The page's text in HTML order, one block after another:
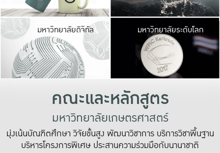
มหาวิทยาลัยดิจิทัล มหาวิ
เปลี่ยนแปลง แล
เพื่อทำง
ระบบสารสนเทศ
มหาวิทยาลัยระดับโลก
คณะและหลักสูตร
มหาวิทยาลัยเกษตรศาสตร์
มุ่งเน้นบัณฑิตศึกษา วิจัยขั้นสูง พัฒนาวิชาการ บริการวิชาพื้นฐาน
บริหารโครงการพิเศษ ประสานความร่วมมือกับนานาชาติ